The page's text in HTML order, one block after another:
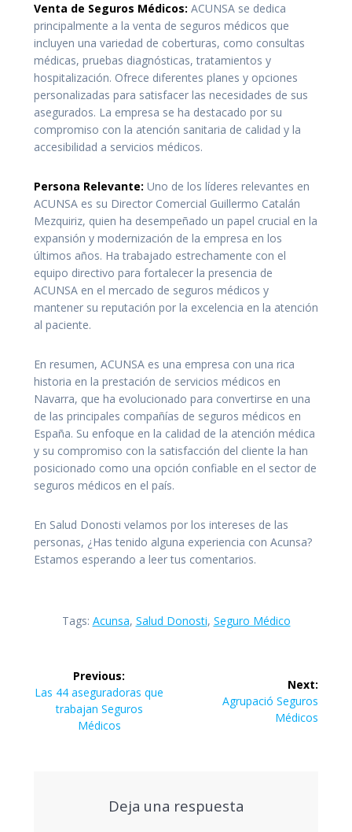
Venta de Seguros Médicos: ACUNSA se dedica
principalmente a la venta de seguros médicos que
incluyen una variedad de coberturas, como consultas
médicas, pruebas diagnósticas, tratamientos y
hospitalización. Ofrece diferentes planes y opciones
personalizadas para satisfacer las necesidades de sus
asegurados. La empresa se ha destacado por su
compromiso con la atención sanitaria de calidad y la
accesibilidad a servicios médicos.
Persona Relevante: Uno de los líderes relevantes en
ACUNSA es su Director Comercial Guillermo Catalán
Mezquiriz, quien ha desempeñado un papel crucial en la
expansión y modernización de la empresa en los
últimos años. Ha trabajado estrechamente con el
equipo directivo para fortalecer la presencia de
ACUNSA en el mercado de seguros médicos y
mantener su reputación por la excelencia en la atención
al paciente.
En resumen, ACUNSA es una empresa con una rica
historia en la prestación de servicios médicos en
Navarra, que ha evolucionado para convertirse en una
de las principales compañías de seguros médicos en
España. Su enfoque en la calidad de la atención médica
y su compromiso con la satisfacción del cliente la han
posicionado como una opción confiable en el sector de
seguros médicos en el país.
En Salud Donosti velamos por los intereses de las
personas, ¿Has tenido alguna experiencia con Acunsa?
Estamos esperando a leer tus comentarios.
Tags: Acunsa, Salud Donosti, Seguro Médico
Navegación
de
entradas
Previous:
Previous
post:
Las 44 aseguradoras que
trabajan Seguros
Médicos
Next:
Next
Agrupació Seguros
Médicos
Deja una respuesta